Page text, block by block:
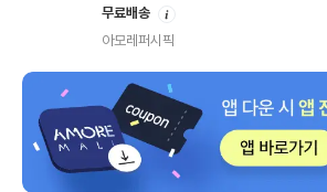
무료배송
아모레퍼시픽